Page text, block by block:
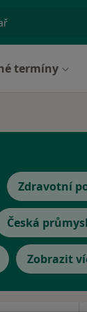
nemoc
termíny
Zdravotní
Česká
Zobrazit